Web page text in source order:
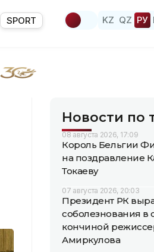
SPORT KZ QZ РУ
Новости по
08 августа 2026, 17:09
Король Бельгии
на поздравление
Токаеву
07 августа 2026, 20:03
Президент РК
соболезнования в
кончиной
Амиркулова